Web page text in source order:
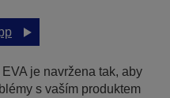
je navržena tak, aby
s vaším produktem